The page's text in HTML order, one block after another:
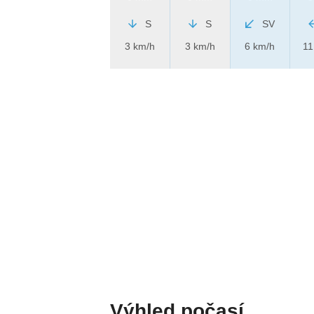
S
3 km/h
S
3 km/h
SV
6 km/h